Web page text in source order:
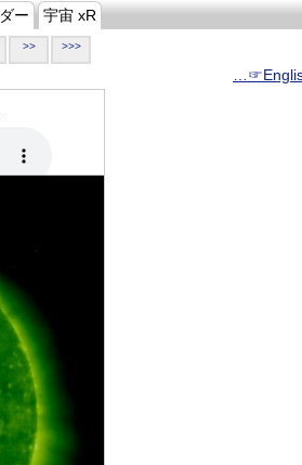
ー 宇宙 xR
>> >>>